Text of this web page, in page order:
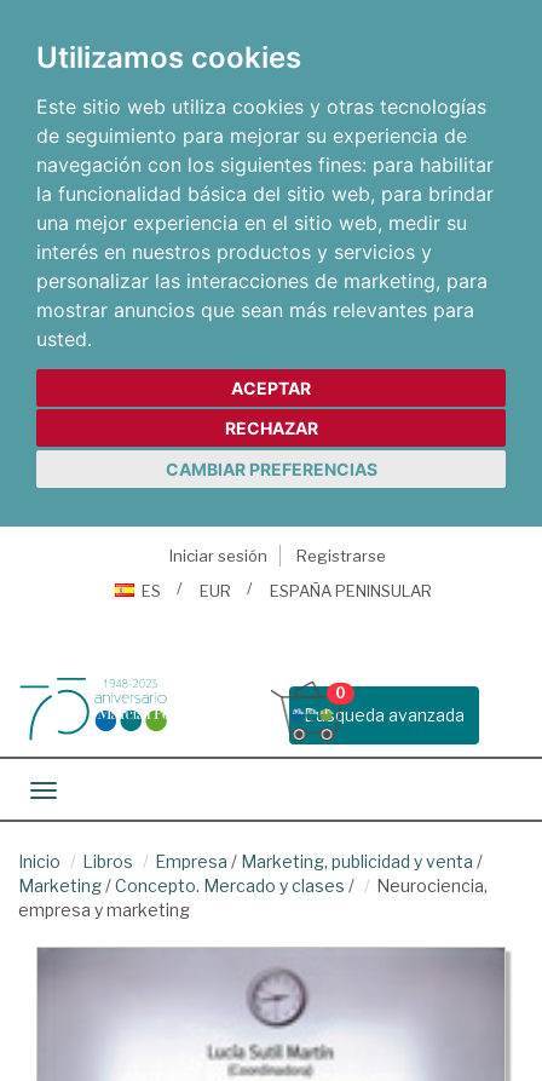
Utilizamos cookies
Este sitio web utiliza cookies y otras tecnologías
de seguimiento para mejorar su experiencia de
navegación con los siguientes fines: para habilitar
la funcionalidad básica del sitio web, para brindar
una mejor experiencia en el sitio web, medir su
interés en nuestros productos y servicios y
personalizar las interacciones de marketing, para
mostrar anuncios que sean más relevantes para
usted.
ACEPTAR
RECHAZAR
CAMBIAR PREFERENCIAS
Iniciar sesión
Registrarse
ES
EUR ESPAÑA PENINSULAR
Busqueda avanzada
0
Toggle navigation
Inicio Libros Empresa / Marketing, publicidad y venta /
Marketing/Concepto. Mercado y clases /
Neurociencia,
empresa y marketing